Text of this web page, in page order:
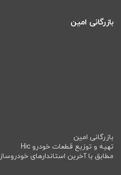
بازرگانی امین
بازرگانی امین
تهیه و توزیع قطعات خودرو Hic
مطابق با آخرین استاندارهای